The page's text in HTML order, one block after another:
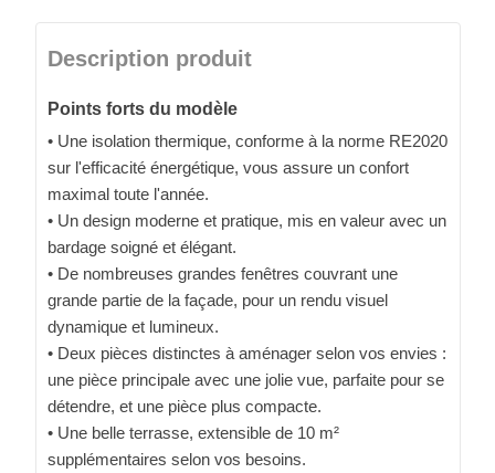
Description produit
Points forts du modèle
• Une isolation thermique, conforme à la norme RE2020
sur l'efficacité énergétique, vous assure un confort
maximal toute l'année.
• Un design moderne et pratique, mis en valeur avec un
bardage soigné et élégant.
• De nombreuses grandes fenêtres couvrant une
grande partie de la façade, pour un rendu visuel
dynamique et lumineux.
• Deux pièces distinctes à aménager selon vos envies :
une pièce principale avec une jolie vue, parfaite pour se
détendre, et une pièce plus compacte.
• Une belle terrasse, extensible de 10 m²
supplémentaires selon vos besoins.